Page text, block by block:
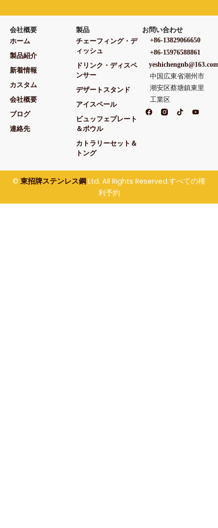
会社概要
ホーム
製品紹介
新着情報
カスタム
会社概要
ブログ
連絡先
製品
チェーフィング・デ
ィッシュ
ドリンク・ディスペ
ンサー
デザートスタンド
アイスペール
ビュッフェプレート
＆ボウル
カトラリーセット＆
トング
お問い合わせ
+86-13829066650
+86-15976588861
中国広東省潮州市
潮安区蔡塘鎮東里
工業区
フ
ェ
テ
ィ
Y
o
© 東招牌ステンレス鋼 Ltd. All Rights Reserved.すべての権
利予約